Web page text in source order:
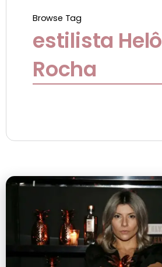
Browse Tag
estilista Helô
Rocha